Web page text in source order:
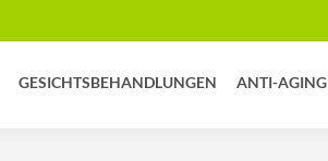
GESICHTSBEHANDLUNGEN ANTI-AGING